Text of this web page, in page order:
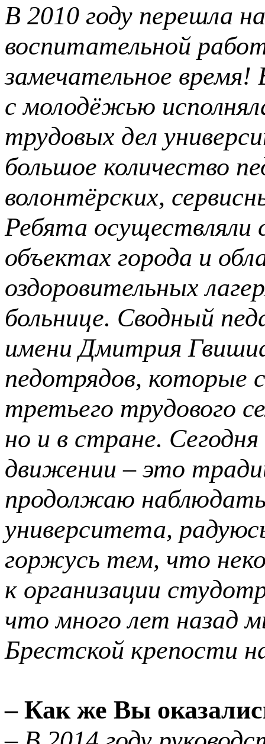
В 2010 году перешла
воспитательной
замечательное
с молодёжью
трудовых дел
большое количество
волонтёрских,
Ребята осуществляли
объектах города и
оздоровительных
больнице. Сводный
имени Дмитрия
педотрядов, которые
третьего трудового
но и в стране.
движении – это
продолжаю
университета,
горжусь тем, что
к организации
что много лет назад
Брестской крепости
– Как же Вы